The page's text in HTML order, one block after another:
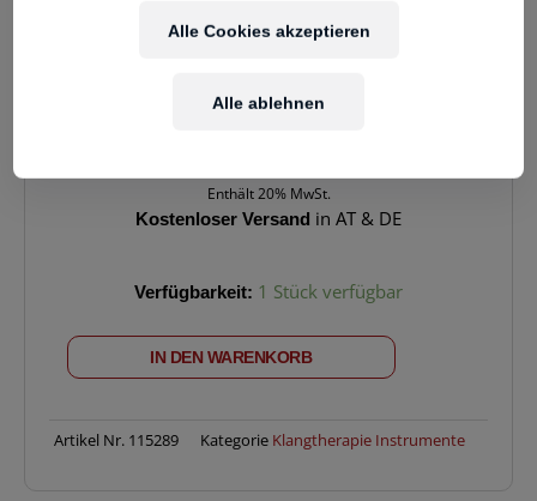
349,00
Enthält 20% MwSt.
Kostenloser Versand in AT & DE
Verfügbarkeit: 1 Stück verfügbar
266
Harmony
(Ø
IN DEN WARENKORB
Artikel Nr. 115289 Kategorie Klangtherapie Instrumente
Alle ablehnen
Alle Cookies akzeptieren